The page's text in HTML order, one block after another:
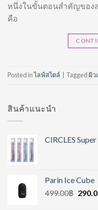
หนึ่งในขั้นตอนสำคัญของ
คือ
Posted inไลฟ์สไตล์ Taggedผิว
สินค้าแนะนำ
CIRCLES
Parin Ice Cube
499.00฿